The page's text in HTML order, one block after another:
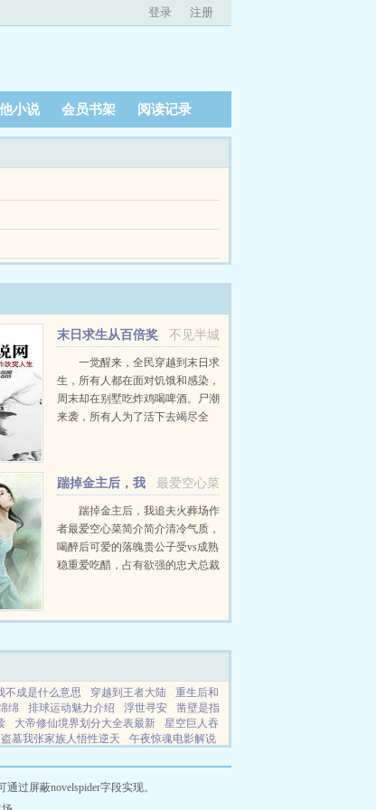
登录 注册
小说 会员书架 阅读记录
天崩开局。她只回到了被国公世子拍下初
天崩开局。她只回到了被国公世子拍下初
不见半城
末日求生从百倍奖
励开始一觉醒来，全民穿越到末日求
生，所有人都在面对饥饿和感染，
周末却在别墅吃炸鸡喝啤酒。尸潮
来袭，所有人为了活下去竭尽全
最爱空心菜
踹掉金主后，我
追夫火葬场+番外
踹掉金主后，我追夫火葬场作
者最爱空心菜简介简介清冷气质，
喝醉后可爱的落魄贵公子受vs成熟
稳重爱吃醋，占有欲强的忠犬总裁
HE。豪门贵公子文知年，家族
不成是什么意思 穿越到王者大陆
重生后和
绵 排球运动魅力介绍 浮世寻安
凿壁是指
大帝修仙境界划分大全表最新
星空巨人吞
盗墓我张家族人悟性逆天
午夜惊魂电影解说
芒果 小胖墩叫什么名字
狼人游戏之天黑
有几条线 诺亚方舟游戏视频第一集
过屏蔽novelspider字段实现。